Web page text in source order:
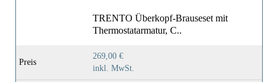
TRENTO Überkopf-Brauseset mit
Thermostatarmatur, C..
Preis
269,00 €
inkl. MwSt.